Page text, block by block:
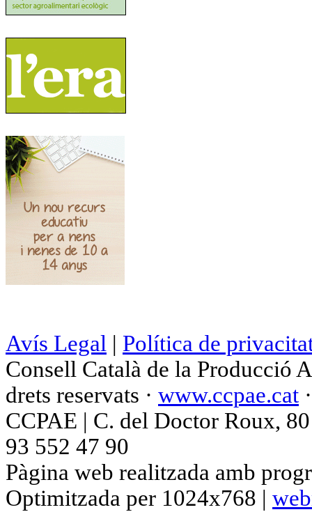
Avís Legal | Política de
Consell Català de la Producció
drets reservats · www.ccpae.cat
CCPAE | C. del Doctor Roux,
93 552 47 90
Pàgina web realitzada amb
Optimitzada per 1024x768 |